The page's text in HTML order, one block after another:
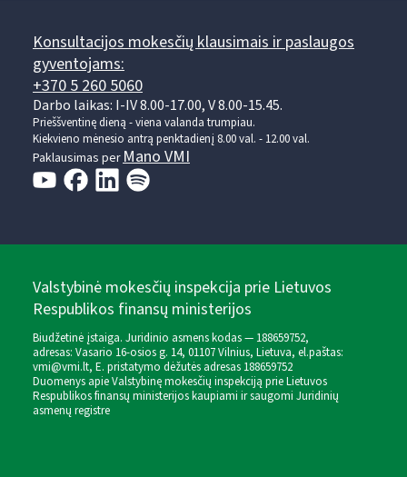
Konsultacijos mokesčių klausimais ir paslaugos
gyventojams:
+370 5 260 5060
Darbo laikas: I-IV 8.00-17.00, V 8.00-15.45.
Prieššventinę dieną - viena valanda trumpiau.
Kiekvieno mėnesio antrą penktadienį 8.00 val. - 12.00 val.
Paklausimas perMano VMI
Valstybinė mokesčių inspekcija prie Lietuvos
Respublikos finansų ministerijos
Biudžetinė įstaiga. Juridinio asmens kodas — 188659752,
adresas: Vasario 16-osios g. 14, 01107 Vilnius, Lietuva, el.paštas:
vmi@vmi.lt, E. pristatymo dėžutės adresas 188659752
Duomenys apie Valstybinę mokesčių inspekciją prie Lietuvos
Respublikos finansų ministerijos kaupiami ir saugomi Juridinių
asmenų registre